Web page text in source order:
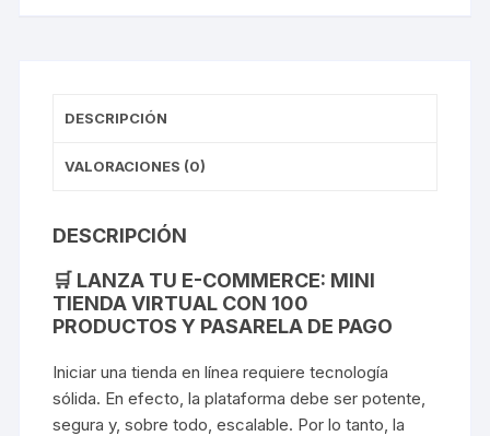
DESCRIPCIÓN
VALORACIONES (0)
DESCRIPCIÓN
🛒 LANZA TU E-COMMERCE: MINI
TIENDA VIRTUAL CON 100
PRODUCTOS Y PASARELA DE PAGO
Iniciar una tienda en línea requiere tecnología
sólida. En efecto, la plataforma debe ser potente,
segura y, sobre todo, escalable. Por lo tanto, la